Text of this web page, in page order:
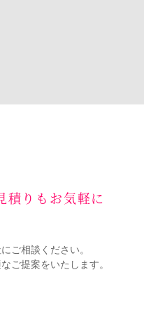
積りもお気軽に
ご相談ください。
ご提案をいたします。